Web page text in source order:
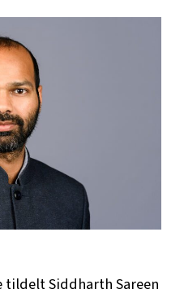
tildelt Siddharth Sareen